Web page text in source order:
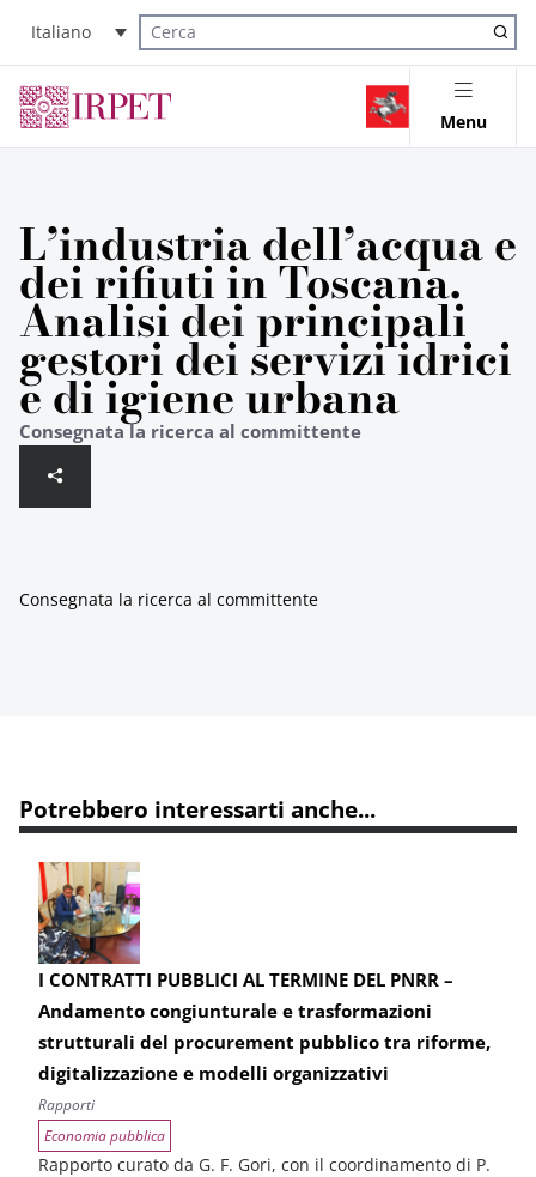
Italiano
Cerca nel sito
Menu
L’industria dell’acqua e
dei rifiuti in Toscana.
Analisi dei principali
gestori dei servizi idrici
e di igiene urbana
Consegnata la ricerca al committente
Consegnata la ricerca al committente
Potrebbero interessarti anche...
I CONTRATTI PUBBLICI AL TERMINE DEL PNRR –
Andamento congiunturale e trasformazioni
strutturali del procurement pubblico tra riforme,
digitalizzazione e modelli organizzativi
Rapporti
Economia pubblica
Rapporto curato da G. F. Gori, con il coordinamento di P.